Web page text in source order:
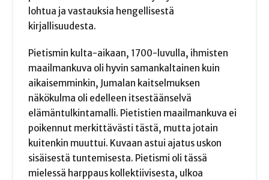
lohtua ja vastauksia hengellisestä
kirjallisuudesta.
Pietismin kulta-aikaan, 1700-luvulla, ihmisten
maailmankuva oli hyvin samankaltainen kuin
aikaisemminkin, Jumalan kaitselmuksen
näkökulma oli edelleen itsestäänselvä
elämäntulkintamalli. Pietistien maailmankuva ei
poikennut merkittävästi tästä, mutta jotain
kuitenkin muuttui. Kuvaan astui ajatus uskon
sisäisestä tuntemisesta. Pietismi oli tässä
mielessä harppaus kollektiivisesta, ulkoa